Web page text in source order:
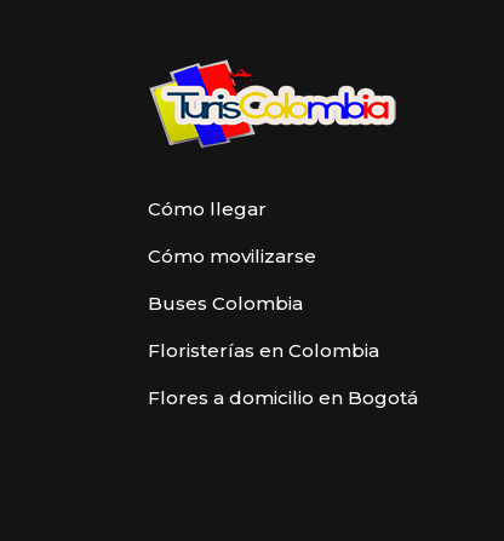
Cómo llegar
Cómo movilizarse
Buses Colombia
Floristerías en Colombia
Flores a domicilio en Bogotá